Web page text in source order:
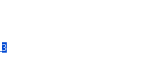
3